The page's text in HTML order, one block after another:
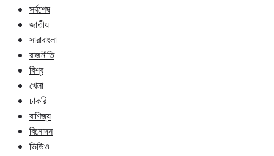
সর্বশেষ
জাতীয়
সারাবাংলা
রাজনীতি
বিশ্ব
খেলা
চাকরি
বাণিজ্য
বিনোদন
ভিডিও